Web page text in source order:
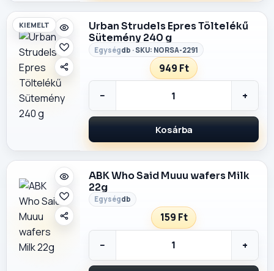
KIEMELT
Urban Strudels Epres Töltelékű
Sütemény 240 g
db · SKU: NORSA-2291
949 Ft
− +
Kosárba
ABK Who Said Muuu wafers Milk
22g
db
159 Ft
− +